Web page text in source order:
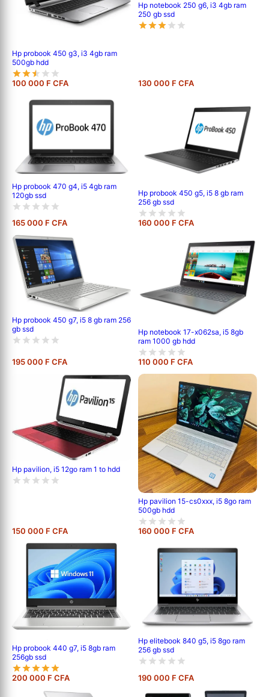
Hp probook 450 g3, i3 4gb ram
500gb hdd
100 000 F CFA
Hp notebook 250 g6, i3 4gb ram
250 gb ssd
130 000 F CFA
Hp probook 470 g4, i5 4gb ram
120gb ssd
165 000 F CFA
Hp probook 450 g5, i5 8 gb ram
256 gb ssd
160 000 F CFA
Hp probook 450 g7, i5 8 gb ram 256
gb ssd
195 000 F CFA
Hp notebook 17-x062sa, i5 8gb
ram 1000 gb hdd
110 000 F CFA
Hp pavilion, i5 12go ram 1 to hdd
150 000 F CFA
Hp pavilion 15-cs0xxx, i5 8go ram
500gb hdd
160 000 F CFA
Hp probook 440 g7, i5 8gb ram
256gb ssd
200 000 F CFA
Hp elitebook 840 g5, i5 8go ram
256 gb ssd
190 000 F CFA